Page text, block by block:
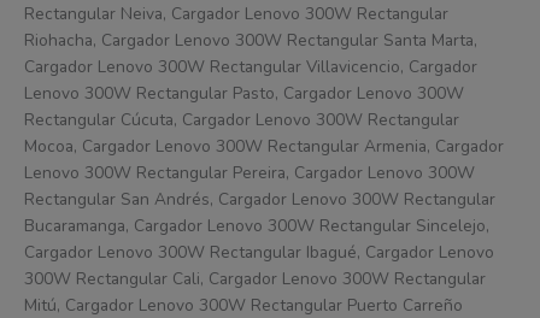
Rectangular Neiva, Cargador Lenovo 300W Rectangular
Riohacha, Cargador Lenovo 300W Rectangular Santa Marta,
Cargador Lenovo 300W Rectangular Villavicencio, Cargador
Lenovo 300W Rectangular Pasto, Cargador Lenovo 300W
Rectangular Cúcuta, Cargador Lenovo 300W Rectangular
Mocoa, Cargador Lenovo 300W Rectangular Armenia, Cargador
Lenovo 300W Rectangular Pereira, Cargador Lenovo 300W
Rectangular San Andrés, Cargador Lenovo 300W Rectangular
Bucaramanga, Cargador Lenovo 300W Rectangular Sincelejo,
Cargador Lenovo 300W Rectangular Ibagué, Cargador Lenovo
300W Rectangular Cali, Cargador Lenovo 300W Rectangular
Mitú, Cargador Lenovo 300W Rectangular Puerto Carreño